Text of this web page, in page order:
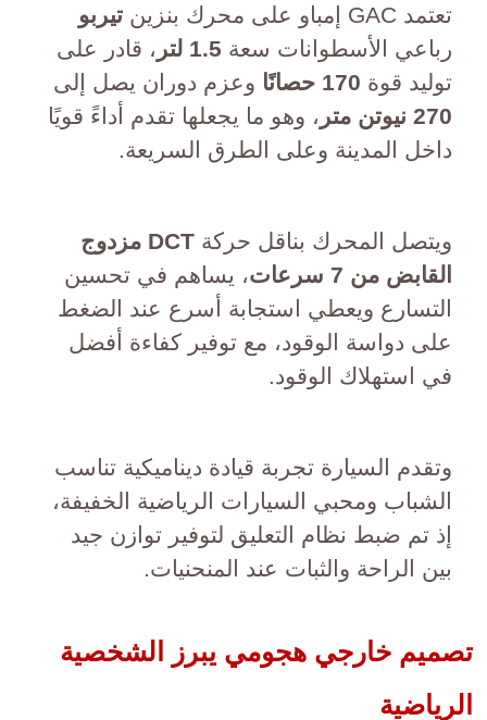
تعتمد GAC إمباو على محرك بنزين
تيربو
رباعي الأسطوانات سعة 1.5 لتر
، قادر على
توليد قوة 170 حصانًا
وعزم دوران يصل إلى
270 نيوتن متر
، وهو ما يجعلها تقدم أداءً قويًا
داخل المدينة وعلى الطرق السريعة.
ويتصل المحرك بناقل حركة
DCT مزدوج
القابض من 7 سرعات
، يساهم في تحسين
التسارع ويعطي استجابة أسرع عند الضغط
على دواسة الوقود، مع توفير كفاءة أفضل
في استهلاك الوقود.
وتقدم السيارة تجربة قيادة ديناميكية تناسب
الشباب ومحبي السيارات الرياضية الخفيفة،
إذ تم ضبط نظام التعليق لتوفير توازن جيد
بين الراحة والثبات عند المنحنيات.
تصميم خارجي هجومي يبرز الشخصية
الرياضية